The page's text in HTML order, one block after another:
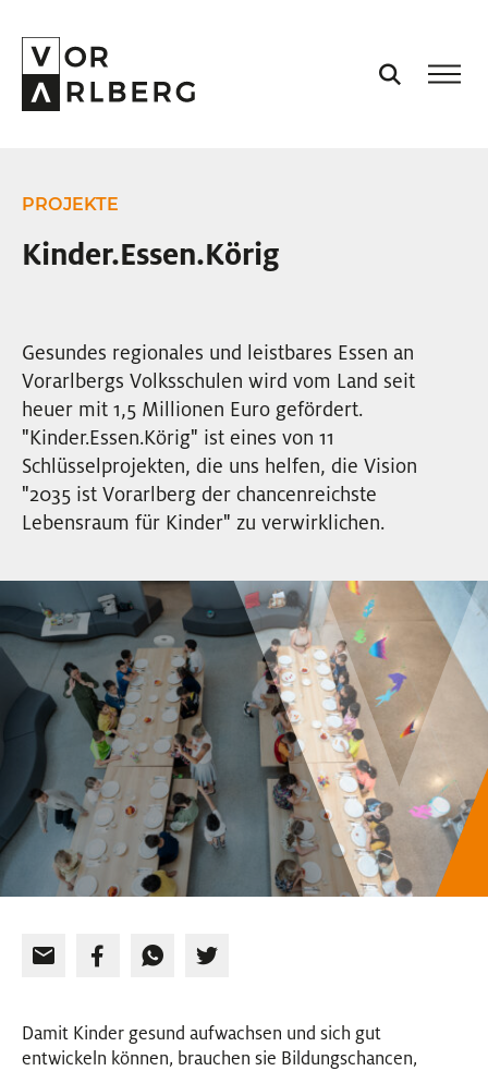
PODCASTS
VISION
EVENTS
NEWSLETTER
PROJEKTE
Kinder.Essen.Körig
Gesundes regionales und leistbares Essen an
Vorarlbergs Volksschulen wird vom Land seit
heuer mit 1,5 Millionen Euro gefördert.
"Kinder.Essen.Körig" ist eines von 11
Schlüsselprojekten, die uns helfen, die Vision
"2035 ist Vorarlberg der chancenreichste
Lebensraum für Kinder" zu verwirklichen.
Damit Kinder gesund aufwachsen und sich gut
entwickeln können, brauchen sie Bildungschancen,